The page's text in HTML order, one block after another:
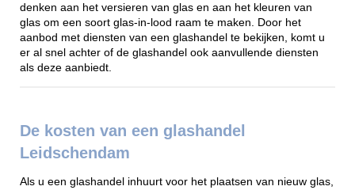
denken aan het versieren van glas en aan het kleuren van
glas om een soort glas-in-lood raam te maken. Door het
aanbod met diensten van een glashandel te bekijken, komt u
er al snel achter of de glashandel ook aanvullende diensten
als deze aanbiedt.
De kosten van een glashandel
Leidschendam
Als u een glashandel inhuurt voor het plaatsen van nieuw glas,